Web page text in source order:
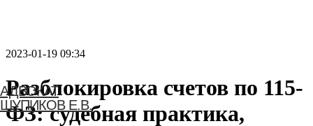
АДВОКАТ
ШУПИКОВ Е.В.
2023-01-19 09:34
Разблокировка счетов по 115-
ФЗ: судебная практика,